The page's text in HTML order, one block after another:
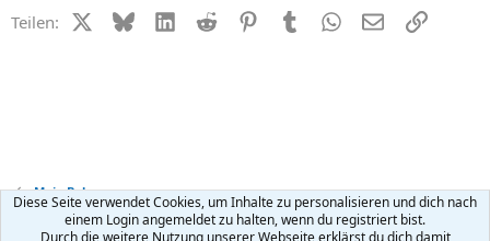
Teilen: X (Twitter)
BlueskyLinkedIn
Reddit PinterestTumblr WhatsApp
E-MailLink
Mein Baby
R
Diese Seite verwendet Cookies, um Inhalte zu personalisieren und dich nach
einem Login angemeldet zu halten, wenn du registriert bist.
Durch die weitere Nutzung unserer Webseite erklärst du dich damit